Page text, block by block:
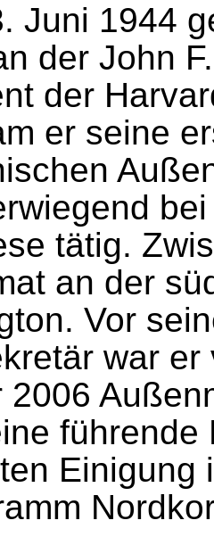
Juni 1944
der John
der
er seine
tätig.
an der
Vor
war
2006
führende
Einigung